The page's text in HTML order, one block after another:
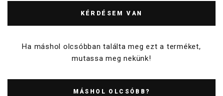
KÉRDÉSEM VAN
Ha máshol olcsóbban találta meg ezt a terméket,
mutassa meg nekünk!
MÁSHOL OLCSÓBB?